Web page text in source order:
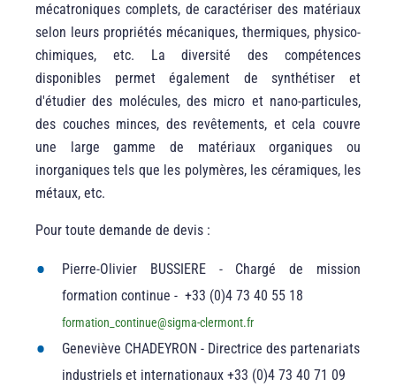
mécatroniques complets, de caractériser des matériaux
selon leurs propriétés mécaniques, thermiques, physico-
chimiques, etc. La diversité des compétences
disponibles permet également de synthétiser et
d'étudier des molécules, des micro et nano-particules,
des couches minces, des revêtements, et cela couvre
une large gamme de matériaux organiques ou
inorganiques tels que les polymères, les céramiques, les
métaux, etc.
Pour toute demande de devis :
Pierre-Olivier BUSSIERE - Chargé de mission
formation continue - +33 (0)4 73 40 55 18
formation_continue@sigma-clermont.fr
Geneviève CHADEYRON - Directrice des partenariats
industriels et internationaux +33 (0)4 73 40 71 09